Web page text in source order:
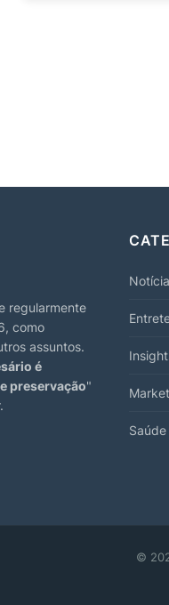
regularmente
como
assuntos.
é
preservação"
Saúde
©